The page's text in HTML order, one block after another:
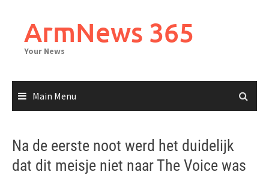
contentArmNews 365
Your News
Main Menu
Na de eerste noot werd het duidelijk
dat dit meisje niet naar The Voice was